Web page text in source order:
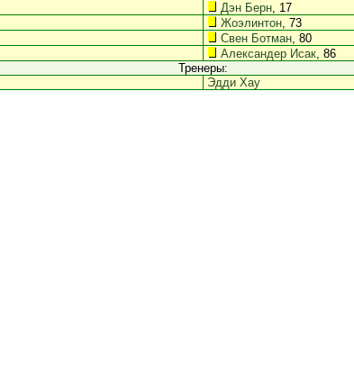
Дэн Берн, 17
Жоэлинтон, 73
Свен Ботман, 80
Александер Исак, 86
Тренеры:
Эдди Хау